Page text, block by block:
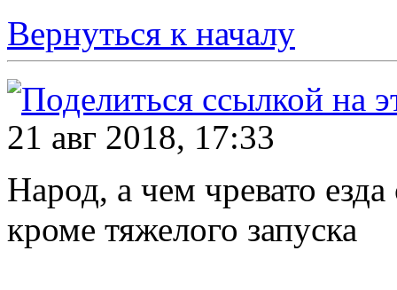
Вернуться к началу
21 авг 2018, 17:33
Народ, а чем чревато
кроме тяжелого запуска